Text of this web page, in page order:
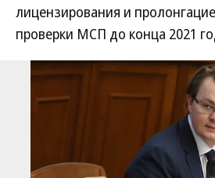
лицензирования и
проверки МСП до конца 2021